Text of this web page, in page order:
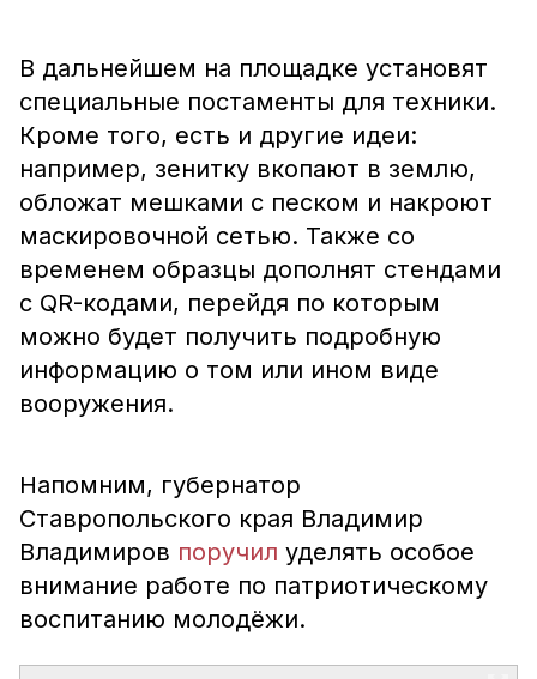
В дальнейшем на площадке установят
специальные постаменты для техники.
Кроме того, есть и другие идеи:
например, зенитку вкопают в землю,
обложат мешками с песком и накроют
маскировочной сетью. Также со
временем образцы дополнят стендами
с QR-кодами, перейдя по которым
можно будет получить подробную
информацию о том или ином виде
вооружения.
Напомним, губернатор
Ставропольского края Владимир
Владимиров поручил уделять особое
внимание работе по патриотическому
воспитанию молодёжи.